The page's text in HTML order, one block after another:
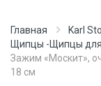
Главная Karl
Щипцы -Щипцы
Зажим «Москит»,
18 см